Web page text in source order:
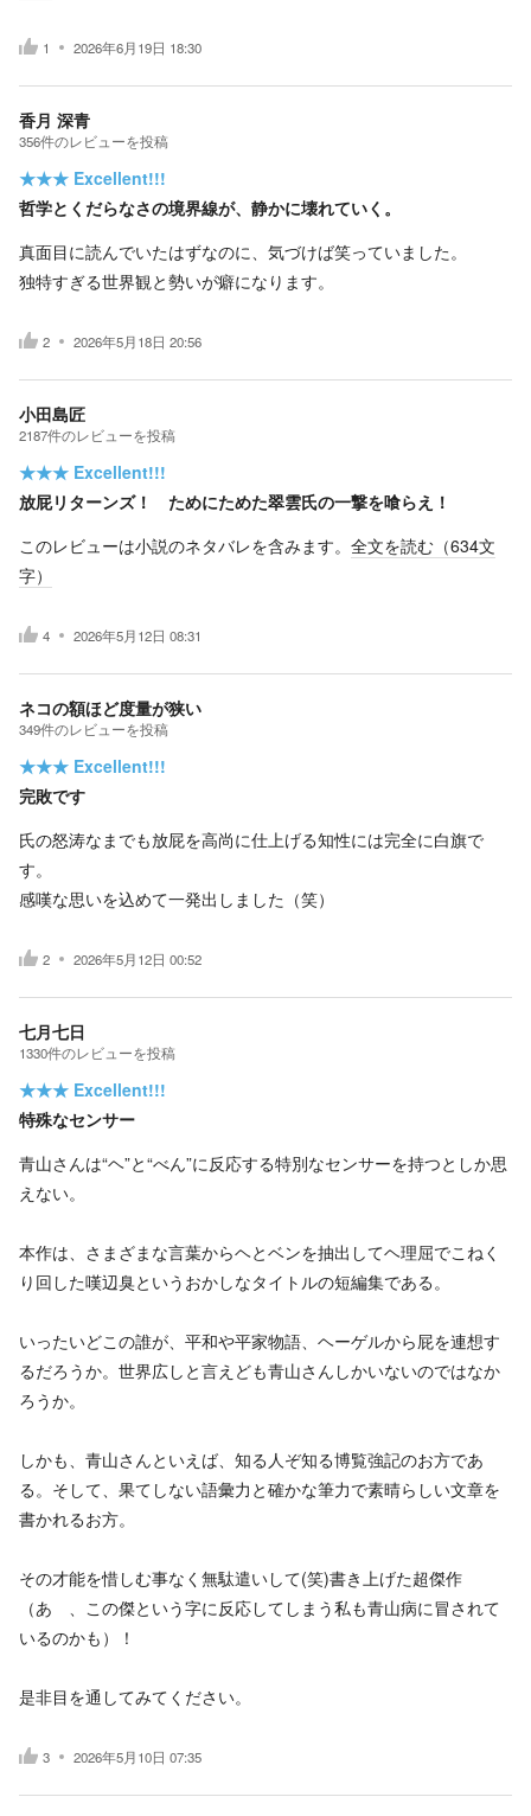
1 2026年6月19日 18:30
香月 深青
356件のレビューを投稿
★★★ Excellent!!!
哲学とくだらなさの境界線が、静かに壊れていく。
真面目に読んでいたはずなのに、気づけば笑っていました。
独特すぎる世界観と勢いが癖になります。
2 2026年5月18日 20:56
小田島匠
2187件のレビューを投稿
★★★ Excellent!!!
放屁リターンズ！ ためにためた翠雲氏の一撃を喰らえ！
このレビューは小説のネタバレを含みます。 全文を読む（634文
字）
4 2026年5月12日 08:31
ネコの額ほど度量が狭い
349件のレビューを投稿
★★★ Excellent!!!
完敗です
氏の怒涛なまでも放屁を高尚に仕上げる知性には完全に白旗で
す。
感嘆な思いを込めて一発出しました（笑）
2 2026年5月12日 00:52
七月七日
1330件のレビューを投稿
★★★ Excellent!!!
特殊なセンサー
青山さんは“ヘ”と“べん”に反応する特別なセンサーを持つとしか思
えない。
本作は、さまざまな言葉からヘとベンを抽出してヘ理屈でこねく
り回した嘆辺臭というおかしなタイトルの短編集である。
いったいどこの誰が、平和や平家物語、ヘーゲルから屁を連想す
るだろうか。世界広しと言えども青山さんしかいないのではなか
ろうか。
しかも、青山さんといえば、知る人ぞ知る博覧強記のお方であ
る。そして、果てしない語彙力と確かな筆力で素晴らしい文章を
書かれるお方。
その才能を惜しむ事なく無駄遣いして(笑)書き上げた超傑作
（あゝ、この傑という字に反応してしまう私も青山病に冒されて
いるのかも）！
是非目を通してみてください。
3 2026年5月10日 07:35